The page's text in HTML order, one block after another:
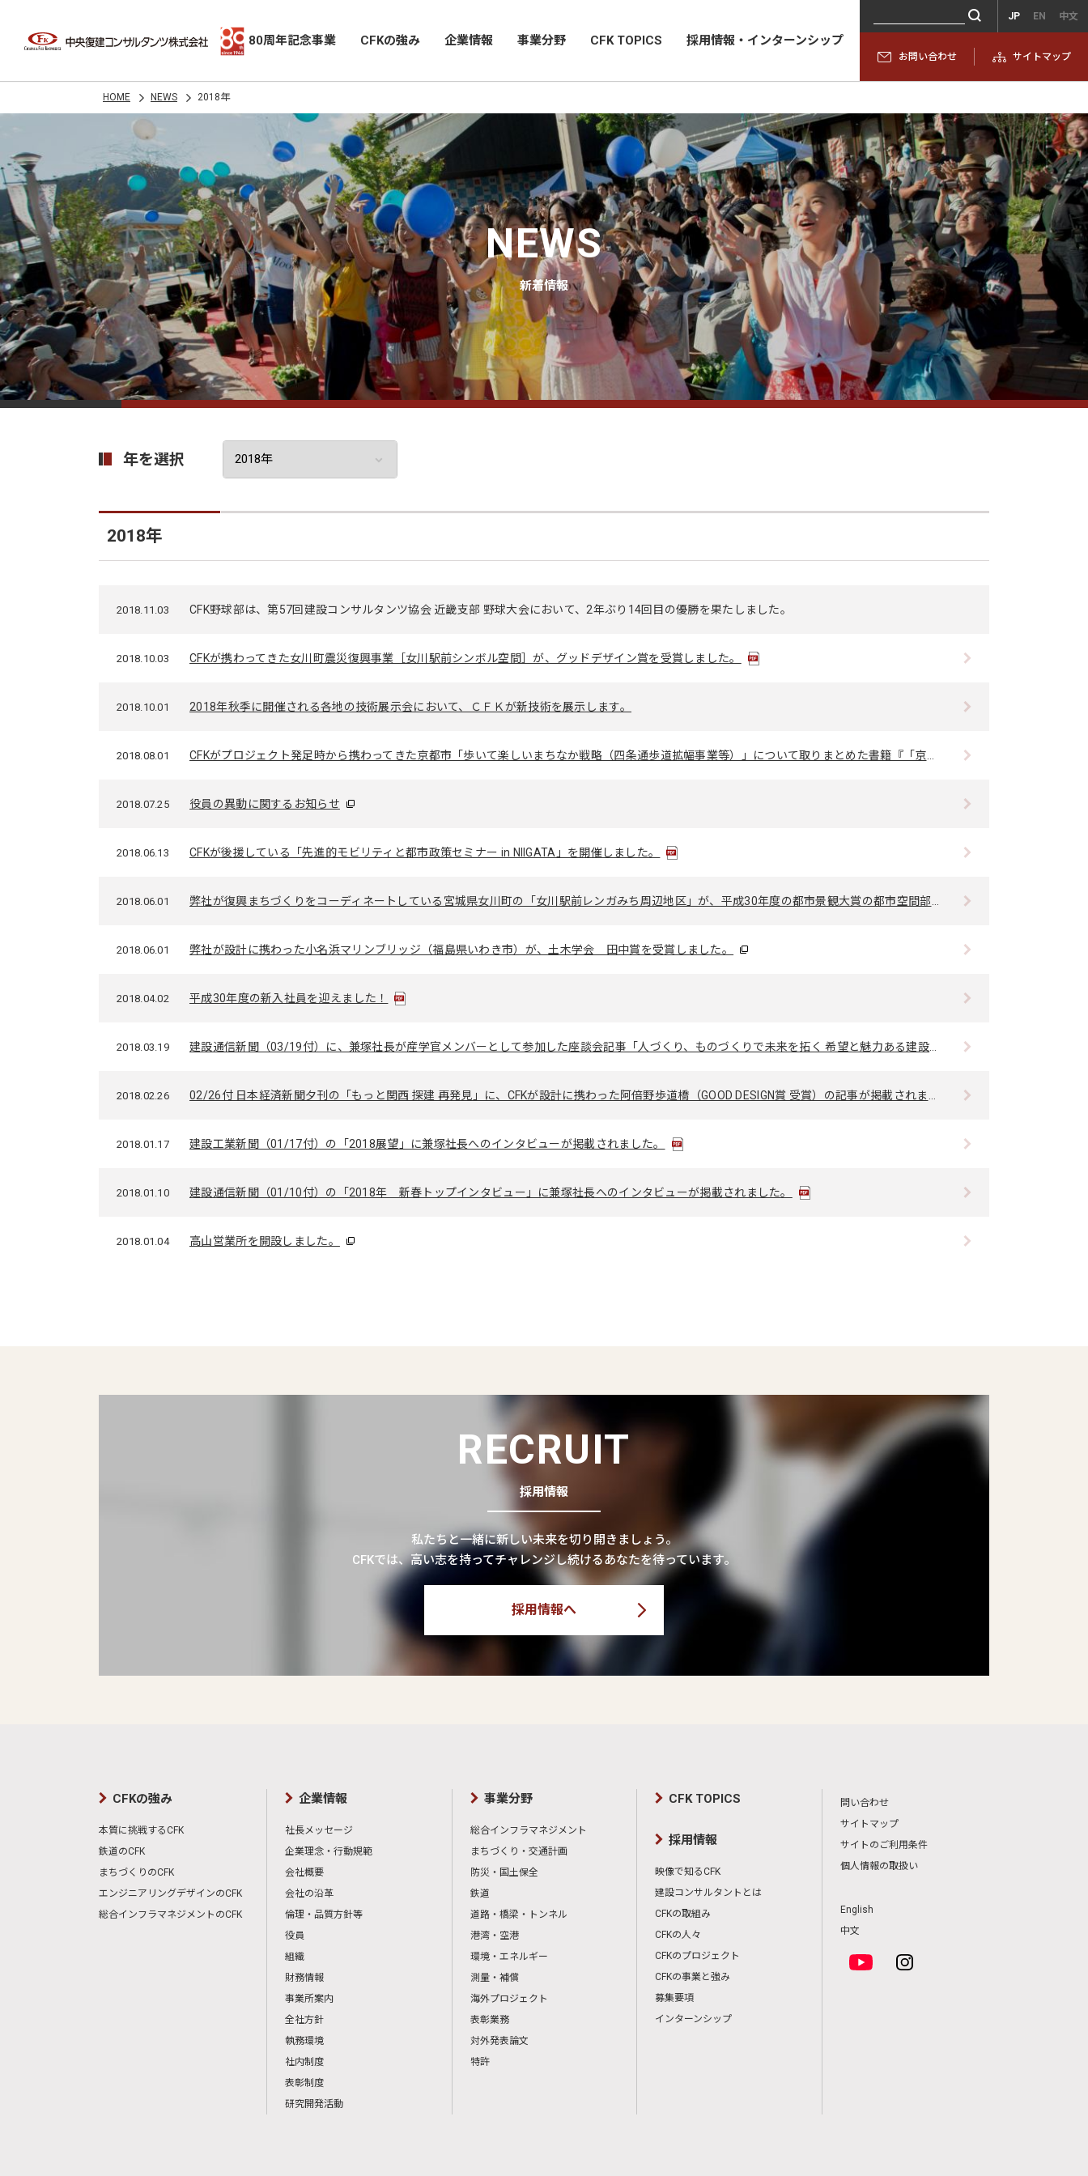
80周年記念事業 CFKの強み 企業情報 事業分野 CFK TOPICS 採用情報・インターンシップ
JP EN 中文
お問い合わせ サイトマップ
HOME NEWS 2018年
NEWS
新着情報
年を選択
2018年
2018.11.03 CFK野球部は、第57回建設コンサルタンツ協会 近畿支部 野球大会において、2年ぶり14回目の優勝を果たしました。
2018.10.03 CFKが携わってきた女川町震災復興事業［女川駅前シンボル空間］が、グッドデザイン賞を受賞しました。
2018.10.01 2018年秋季に開催される各地の技術展示会において、ＣＦＫが新技術を展示します。
2018.08.01 CFKがプロジェクト発足時から携わってきた京都市「歩いて楽しいまちなか戦略（四条通歩道拡幅事業等）」について取りまとめた書籍『「京のみち」クルマから人へ』が出版されました。
2018.07.25 役員の異動に関するお知らせ
2018.06.13 CFKが後援している「先進的モビリティと都市政策セミナー in NIIGATA」を開催しました。
2018.06.01 弊社が復興まちづくりをコーディネートしている宮城県女川町の「女川駅前レンガみち周辺地区」が、平成30年度の都市景観大賞の都市空間部門で、国土交通大臣賞(大賞)を受賞しました。
2018.06.01 弊社が設計に携わった小名浜マリンブリッジ（福島県いわき市）が、土木学会 田中賞を受賞しました。
2018.04.02 平成30年度の新入社員を迎えました！
2018.03.19 建設通信新聞（03/19付）に、兼塚社長が産学官メンバーとして参加した座談会記事「人づくり、ものづくりで未来を拓く 希望と魅力ある建設産業を目指して」が掲載されました。
2018.02.26 02/26付 日本経済新聞夕刊の「もっと関西 探建 再発見」に、CFKが設計に携わった阿倍野歩道橋（GOOD DESIGN賞 受賞）の記事が掲載されました。
2018.01.17 建設工業新聞（01/17付）の「2018展望」に兼塚社長へのインタビューが掲載されました。
2018.01.10 建設通信新聞（01/10付）の「2018年 新春トップインタビュー」に兼塚社長へのインタビューが掲載されました。
2018.01.04 高山営業所を開設しました。
RECRUIT
採用情報
私たちと一緒に新しい未来を切り開きましょう。
CFKでは、高い志を持ってチャレンジし続けるあなたを待っています。
採用情報へ
CFKの強み
本質に挑戦するCFK
鉄道のCFK
まちづくりのCFK
エンジニアリングデザインのCFK
総合インフラマネジメントのCFK
企業情報
社長メッセージ
企業理念・行動規範
会社概要
会社の沿革
倫理・品質方針等
役員
組織
財務情報
事業所案内
全社方針
執務環境
社内制度
表彰制度
研究開発活動
事業分野
総合インフラマネジメント
まちづくり・交通計画
防災・国土保全
鉄道
道路・橋梁・トンネル
港湾・空港
環境・エネルギー
測量・補償
海外プロジェクト
表彰業務
対外発表論文
特許
CFK TOPICS
採用情報
映像で知るCFK
建設コンサルタントとは
CFKの取組み
CFKの人々
CFKのプロジェクト
CFKの事業と強み
募集要項
インターンシップ
問い合わせ
サイトマップ
サイトのご利用条件
個人情報の取扱い
English
中文